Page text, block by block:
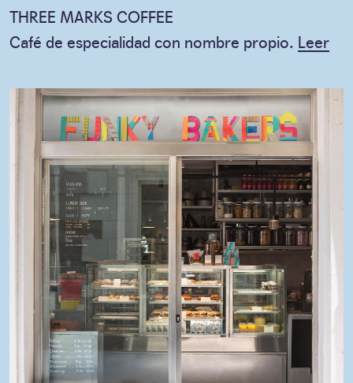
THREE MARKS COFFEE
Café de especialidad con nombre propio. Leer